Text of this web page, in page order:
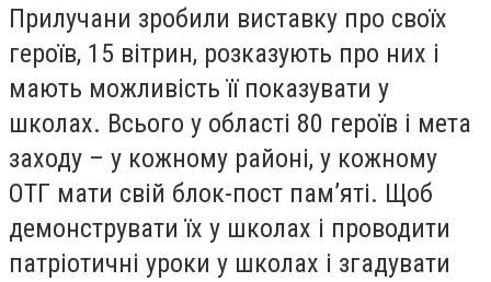
Прилучани зробили виставку про своїх
героїв, 15 вітрин, розказують про них і
мають можливість її показувати у
школах. Всього у області 80 героїв і мета
заходу – у кожному районі, у кожному
ОТГ мати свій блок-пост пам’яті. Щоб
демонструвати їх у школах і проводити
патріотичні уроки у школах і згадувати